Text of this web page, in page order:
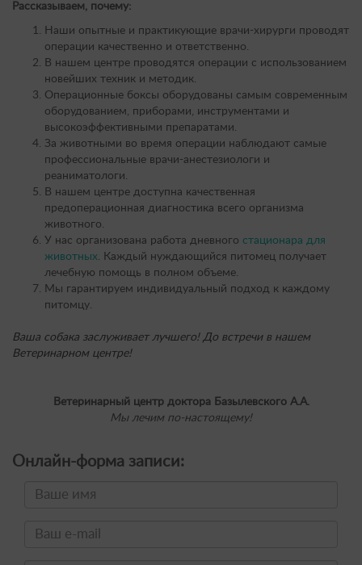
Рассказываем, почему:
Наши опытные и практикующие врачи-хирурги проводят
операции качественно и ответственно.
В нашем центре проводятся операции с использованием
новейших техник и методик.
Операционные боксы оборудованы самым современным
оборудованием, приборами, инструментами и
высокоэффективными препаратами.
За животными во время операции наблюдают самые
профессиональные врачи-анестезиологи и
реаниматологи.
В нашем центре доступна качественная
предоперационная диагностика всего организма
животного.
У нас организована работа дневного стационара для
животных. Каждый нуждающийся питомец получает
лечебную помощь в полном объеме.
Мы гарантируем индивидуальный подход к каждому
питомцу.
Ваша собака заслуживает лучшего! До встречи в нашем
Ветеринарном центре!
Ветеринарный центр доктора Базылевского А.А.
Мы лечим по-настоящему!
Онлайн-форма записи: